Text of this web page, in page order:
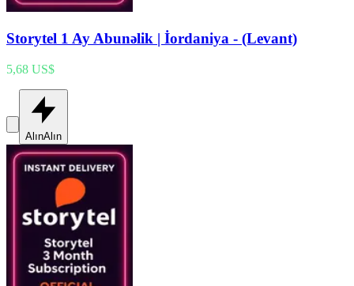
Storytel 1 Ay Abunəlik | İordaniya - (Levant)
5,68 US$
AlınAlın